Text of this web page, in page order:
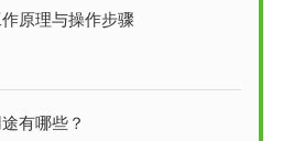
原理与操作步骤
有哪些？